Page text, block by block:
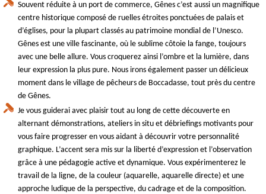
Souvent réduite à un port de commerce, Gênes c’est aussi un magnifique
centre historique composé de ruelles étroites ponctuées de palais et
d’églises, pour la plupart classés au patrimoine mondial de l’Unesco.
Gênes est une ville fascinante, où le sublime côtoie la fange, toujours
avec une belle allure. Vous croquerez ainsi l’ombre et la lumière, dans
leur expression la plus pure. Nous irons également passer un délicieux
moment dans le village de pêcheurs de Boccadasse, tout près du centre
de Gênes.
Je vous guiderai avec plaisir tout au long de cette découverte en
alternant démonstrations, ateliers in situ et débriefings motivants pour
vous faire progresser en vous aidant à découvrir votre personnalité
graphique. L’accent sera mis sur la liberté d’expression et l’observation
grâce à une pédagogie active et dynamique. Vous expérimenterez le
travail de la ligne, de la couleur (aquarelle, aquarelle directe) et une
approche ludique de la perspective, du cadrage et de la composition.